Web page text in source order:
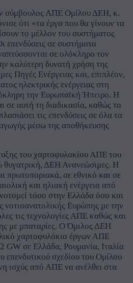
σύμβουλος ΑΠΕ Ομίλου ΔΕΗ, κ.
ότι «τα έργα που θα γίνουν τα
το μέλλον του συστήματος
επενδύσεις σε συστήματα
σε ολόκληρο τον
καλύτερη δυνατή χρήση της
Πηγές Ενέργειας και, επιπλέον,
ηλεκτρικής ενέργειας στη
την Ευρωπαϊκή Ήπειρο. Η
σε αυτή τη διαδικασία, καθώς τα
τις επενδύσεις σε όλα τα
μέσω της αποθήκευσης
του χαρτοφυλακίου ΑΠΕ του
θυγατρική, ΔΕΗ Ανανεώσιμες. Η
πρωτοποριακά, σε εθνικό και σε
και ηλιακή ενέργεια από
τόσο στην Ελλάδα όσο και
νοτιοανατολικής Ευρώπης με την
τις τεχνολογίες ΑΠΕ καθώς και
με μπαταρίες. O Όμιλος ΔΕΗ
χαρτοφυλάκιο έργων ΑΠΕ
GW σε Ελλάδα, Ρουμανία, Ιταλία
επενδυτικού σχεδίου του Ομίλου
ισχύς από ΑΠΕ να ανέλθει στα